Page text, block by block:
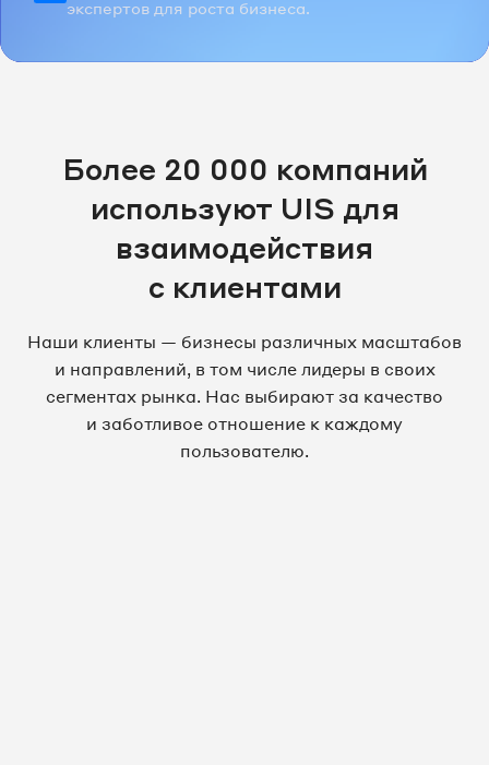
экспертов для роста бизнеса.
Более 20 000 компаний
используют UIS для
взаимодействия
с клиентами
Наши клиенты — бизнесы различных масштабов
и направлений, в том числе лидеры в своих
сегментах рынка. Нас выбирают за качество
и заботливое отношение к каждому
пользователю.